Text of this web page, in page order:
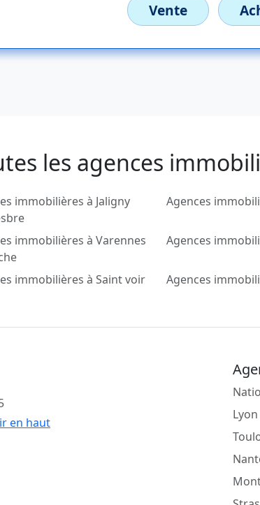
Vente
les agences
immobilières à Jaligny
Agences
immobilières à Varennes
Agences
immobilières à Saint voir
Agences
en haut
Lyon